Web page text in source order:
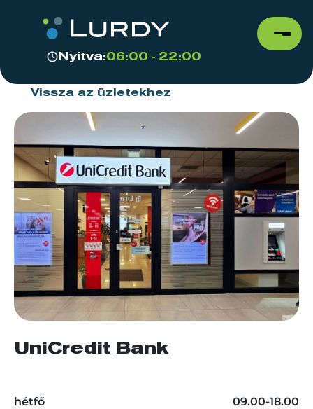
Nyitva:06:00 - 22:00
Vissza az üzletekhez
UniCredit Bank
hétfő
09.00-18.00